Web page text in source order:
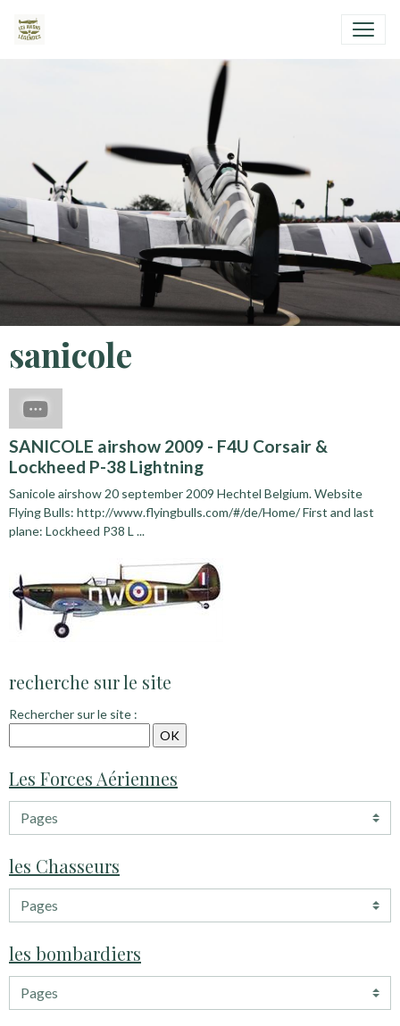
sanicole
SANICOLE airshow 2009 - F4U Corsair &
Lockheed P-38 Lightning
Sanicole airshow 20 september 2009 Hechtel Belgium. Website
Flying Bulls: http://www.flyingbulls.com/#/de/Home/ First and last
plane: Lockheed P38 L ...
recherche sur le site
Rechercher sur le site :
Les Forces Aériennes
les Chasseurs
les bombardiers